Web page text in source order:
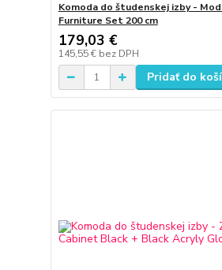
Komoda do študenskej izby -
Furniture Set 200 cm
179,03 €
145,55 € bez DPH
Pridať do